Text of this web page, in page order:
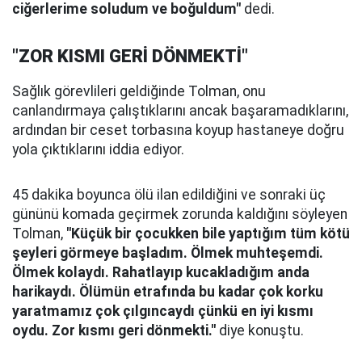
ciğerlerime soludum ve boğuldum" dedi.
"ZOR KISMI GERİ DÖNMEKTİ"
Sağlık görevlileri geldiğinde Tolman, onu
canlandırmaya çalıştıklarını ancak başaramadıklarını,
ardından bir ceset torbasına koyup hastaneye doğru
yola çıktıklarını iddia ediyor.
45 dakika boyunca ölü ilan edildiğini ve sonraki üç
gününü komada geçirmek zorunda kaldığını söyleyen
Tolman, "Küçük bir çocukken bile yaptığım tüm kötü
şeyleri görmeye başladım. Ölmek muhteşemdi.
Ölmek kolaydı. Rahatlayıp kucakladığım anda
harikaydı. Ölümün etrafında bu kadar çok korku
yaratmamız çok çılgıncaydı çünkü en iyi kısmı
oydu. Zor kısmı geri dönmekti." diye konuştu.